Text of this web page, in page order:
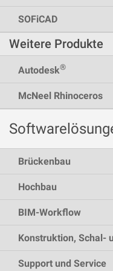
SOFiCAD
Weitere Produkte
Autodesk®
McNeel Rhinoceros
Brückenbau
Hochbau
BIM-Workflow
Konstruktion, Schal-
Support und Service